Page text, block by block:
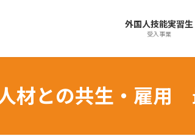
外国人技能実習生
受入事業
材との共生・雇用